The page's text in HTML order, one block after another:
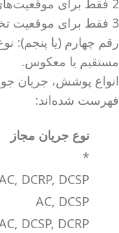
2 فقط برای موقعیت‌های تخت و افقی است.
3 فقط برای موقعیت تخت است.
رقم چهارم (یا پنجم):
مستقیم یا معکوس.
انواع پوشش، جریان
فهرست شده‌اند:
نوع جریان مجاز
*
DCRP, DCSP
AC, DCSP
DCSP, DCRP